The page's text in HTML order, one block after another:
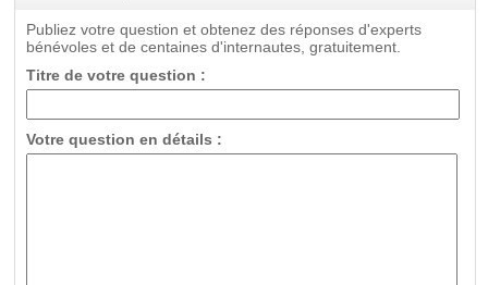
Publiez votre question et obtenez des réponses d'experts
bénévoles et de centaines d'internautes, gratuitement.
Titre de votre question :
Votre question en détails :